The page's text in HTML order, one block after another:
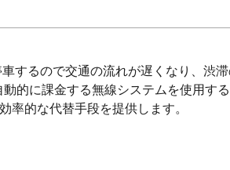
するので交通の流れが遅くなり、渋
的に課金する無線システムを使用す
率的な代替手段を提供します。